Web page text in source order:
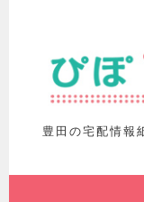
豊田の宅配情報